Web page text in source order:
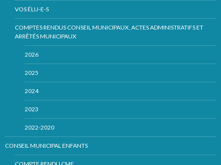
VOS ÉLU-E-S
COMPTES RENDUS CONSEIL MUNICIPAUX, ACTES ADMINISTRATIFS ET
ARRÊTÉS MUNICIPAUX
2026
2025
2024
2023
2022-2020
CONSEIL MUNICIPAL ENFANTS